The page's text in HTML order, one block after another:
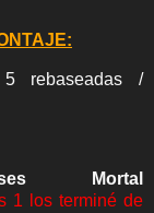
rebaseadas /
Mortal
1 los terminé de